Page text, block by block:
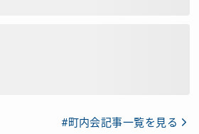
#町内会記事一覧を見る